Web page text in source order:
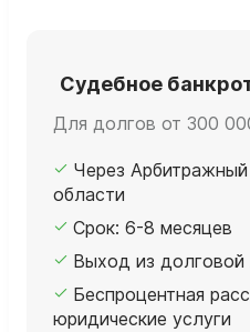
Судебное
Для долгов от 300
Через
области
Срок: 6-8 месяцев
Выход из долговой
Беспроцентная
юридические услуги